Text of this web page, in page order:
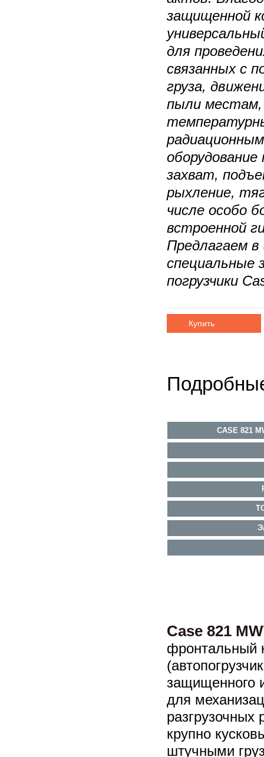
защищенной
для
связанных с
груза,
пыли
захват,
рыхление,
числе особо
встроенной
Предлагаем в
погрузчики
Купить
CASE 821
Case 821
фронтальный
защищенного
для
крупно
штучными